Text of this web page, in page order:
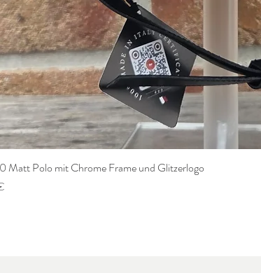
Matt Polo mit Chrome Frame und Glitzerlogo